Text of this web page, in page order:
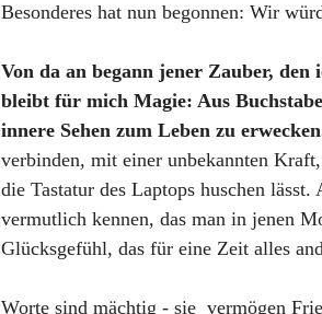
Besonderes hat nun begonnen: Wir
Von da an begann jener Zauber, den
bleibt für mich Magie: Aus
innere Sehen zum Leben zu
verbinden, mit einer unbekannten
die Tastatur des Laptops huschen
vermutlich kennen, das man in jenen
Glücksgefühl, das für eine Zeit alles
Worte sind mächtig - sie  vermögen